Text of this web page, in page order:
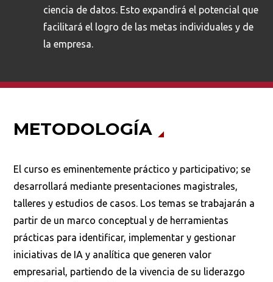
ciencia de datos. Esto expandirá el potencial que
facilitará el logro de las metas individuales y de
la empresa.
METODOLOGÍA
El curso es eminentemente práctico y participativo; se
desarrollará mediante presentaciones magistrales,
talleres y estudios de casos. Los temas se trabajarán a
partir de un marco conceptual y de herramientas
prácticas para identificar, implementar y gestionar
iniciativas de IA y analítica que generen valor
empresarial, partiendo de la vivencia de su liderazgo